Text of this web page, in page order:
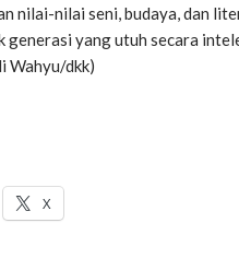
nilai-nilai seni, budaya, dan
generasi yang utuh secara
Wahyu/dkk)
X